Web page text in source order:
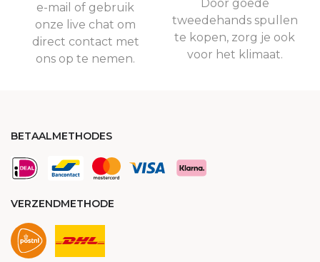
e-mail of gebruik
onze live chat om
direct contact met
ons op te nemen.
Door goede
tweedehands spullen
te kopen, zorg je ook
voor het klimaat.
BETAALMETHODES
VERZENDMETHODE